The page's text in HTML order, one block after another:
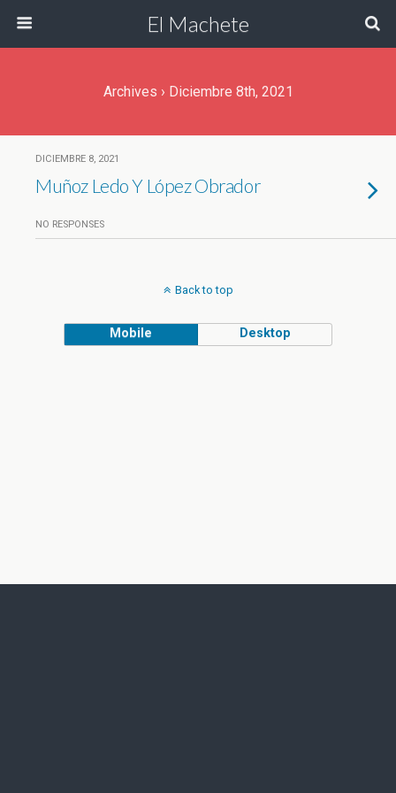
El Machete
Archives › Diciembre 8th, 2021
DICIEMBRE 8, 2021
Muñoz Ledo Y López Obrador
NO RESPONSES
Back to top
Mobile Desktop